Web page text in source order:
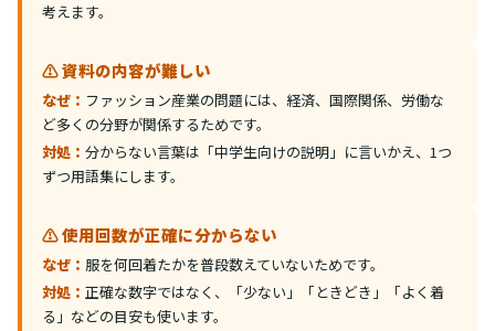
考えます。
⚠️ 資料の内容が難しい
なぜ： ファッション産業の問題には、経済、国際関係、労働な
ど多くの分野が関係するためです。
対処： 分からない言葉は「中学生向けの説明」に言いかえ、1つ
ずつ用語集にします。
⚠️ 使用回数が正確に分からない
なぜ： 服を何回着たかを普段数えていないためです。
対処： 正確な数字ではなく、「少ない」「ときどき」「よく着
る」などの目安も使います。